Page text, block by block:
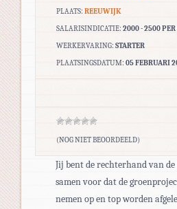
PLAATS: REEUWIJK
SALARISINDICATIE: 2000 - 2500
WERKERVARING: STARTER
PLAATSINGSDATUM: 05 FEBRUARI
(NOG NIET BEOORDEELD)
Jij bent de rechterhand van
samen voor dat de
nemen op en top worden